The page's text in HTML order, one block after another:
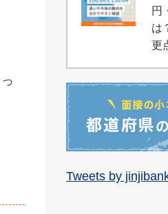
円
は
更
Tweets by